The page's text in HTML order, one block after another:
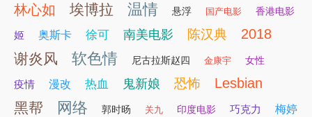
林心如 埃博拉 温情 悬浮 国产电影 香港电影
姬 奥斯卡 徐可 南美电影 陈汉典 2018
谢炎风 软色情 尼古拉斯赵四 金康宇 女性
疫情 漫改 热血 鬼新娘 恐怖 Lesbian
黑帮 网络 郭时旸 关九 印度电影 巧克力 梅婷